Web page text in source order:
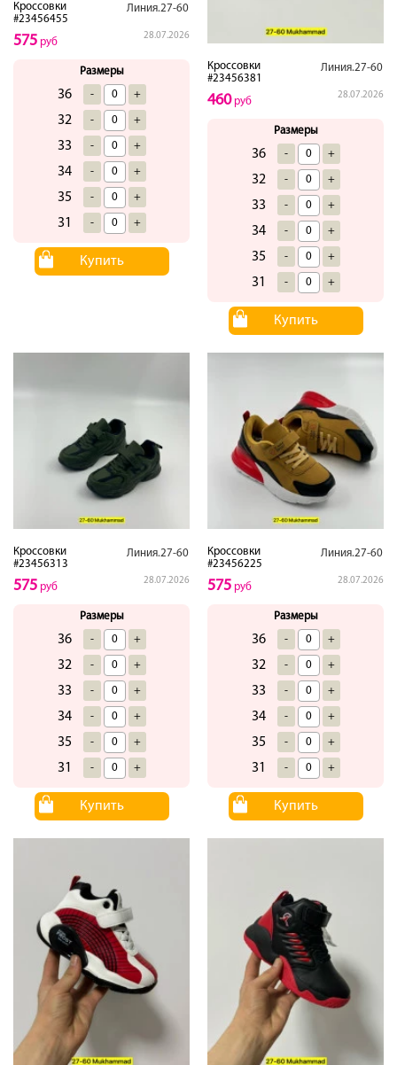
Кроссовки
#23456455
Линия.27-60
28.07.2026
575 руб
Размеры
36 - +
32 - +
33 - +
34 - +
35 - +
31 - +
Купить
Кроссовки
#23456381
Линия.27-60
28.07.2026
460руб
Размеры
36 - +
32 - +
33 - +
34 - +
35 - +
31 - +
Купить
Кроссовки
#23456313
Линия.27-60
28.07.2026
575 руб
Размеры
36 - +
32 - +
33 - +
34 - +
35 - +
31 - +
Купить
Кроссовки
#23456225
Линия.27-60
28.07.2026
575 руб
Размеры
36 - +
32 - +
33 - +
34 - +
35 - +
31 - +
Купить